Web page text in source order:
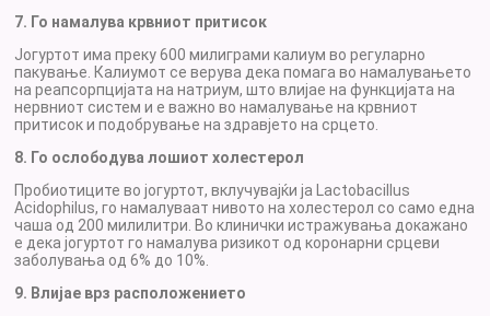
7. Го намалува крвниот притисок
Јогуртот има преку 600 милиграми калиум во регуларно
пакување. Калиумот се верува дека помага во намалувањето
на реапсорпцијата на натриум, што влијае на функцијата на
нервниот систем и е важно во намалување на крвниот
притисок и подобрување на здравјето на срцето.
8. Го ослободува лошиот холестерол
Пробиотиците во јогуртот, вклучувајќи ja Lactobacillus
Acidophilus, го намалуваат нивото на холестерол со само една
чаша од 200 милилитри. Во клинички истражувања докажано
е дека јогуртот го намалува ризикот од коронарни срцеви
заболувања од 6% до 10%.
9. Влијае врз расположението